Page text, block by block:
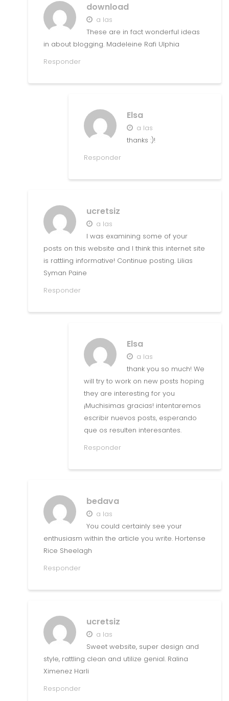
download
a las
These are in fact wonderful ideas
in about blogging. Madeleine Rafi Ulphia
Responder
Elsa
a las
thanks :)!
Responder
ucretsiz
a las
I was examining some of your
posts on this website and I think this internet site
is rattling informative! Continue posting. Lilias
Syman Paine
Responder
Elsa
a las
thank you so much! We
will try to work on new posts hoping
they are interesting for you
¡Muchisimas gracias! intentaremos
escribir nuevos posts, esperando
que os resulten interesantes.
Responder
bedava
a las
You could certainly see your
enthusiasm within the article you write. Hortense
Rice Sheelagh
Responder
ucretsiz
a las
Sweet website, super design and
style, rattling clean and utilize genial. Ralina
Ximenez Harli
Responder